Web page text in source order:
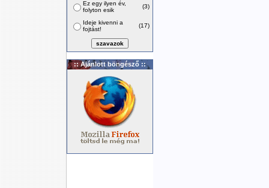
Ez egy ilyen év,
folyton esik
(3)
Ideje kivenni a
fojtást!
(17)
:: Ajánlott böngésző ::